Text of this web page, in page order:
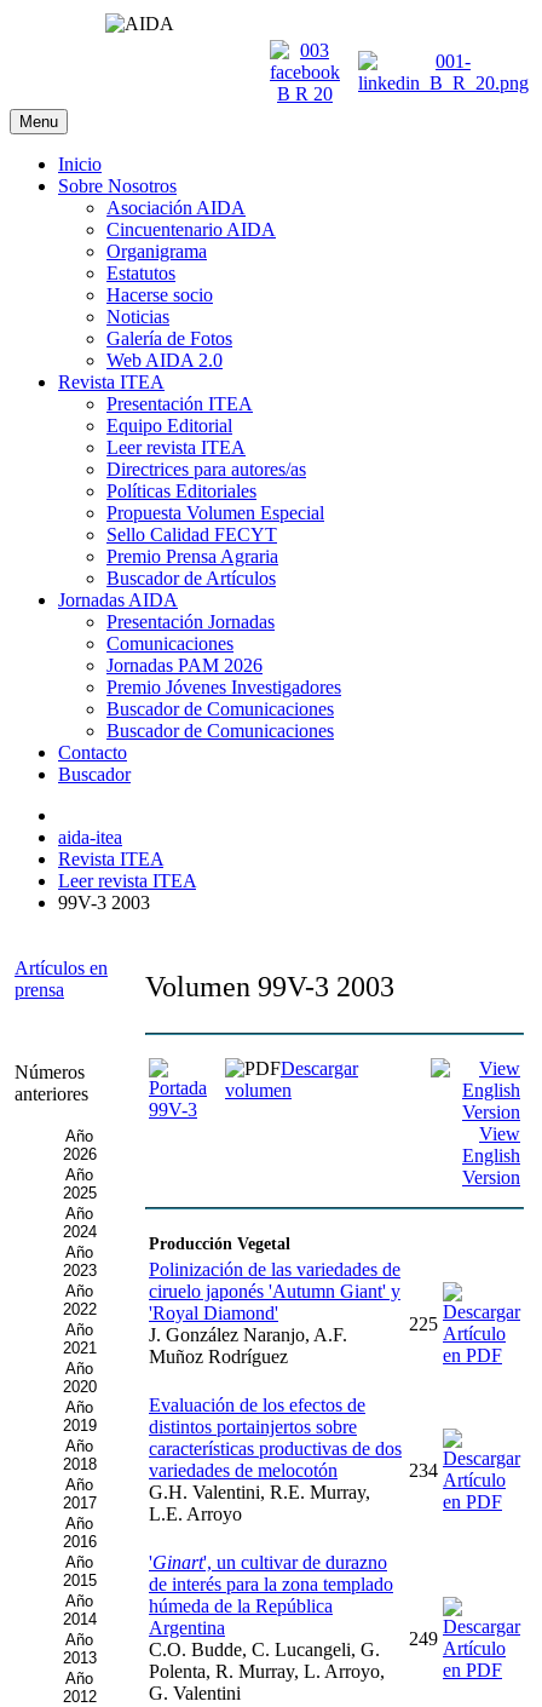
Menu
Inicio
Sobre Nosotros
Asociación AIDA
Cincuentenario AIDA
Organigrama
Estatutos
Hacerse socio
Noticias
Galería de Fotos
Web AIDA 2.0
Revista ITEA
Presentación ITEA
Equipo Editorial
Leer revista ITEA
Directrices para autores/as
Políticas Editoriales
Propuesta Volumen Especial
Sello Calidad FECYT
Premio Prensa Agraria
Buscador de Artículos
Jornadas AIDA
Presentación Jornadas
Comunicaciones
Jornadas PAM 2026
Premio Jóvenes Investigadores
Buscador de Comunicaciones
Buscador de Comunicaciones
Contacto
Buscador
aida-itea
Revista ITEA
Leer revista ITEA
99V-3 2003
Artículos en
prensa
Números
anteriores
Año
2026
Año
2025
Año
2024
Año
2023
Año
2022
Año
2021
Año
2020
Año
2019
Año
2018
Año
2017
Año
2016
Año
2015
Año
2014
Año
2013
Año
2012
Volumen 99V-3 2003
Descargar
volumen
View
English
Version
Producción Vegetal
Polinización de las variedades de
ciruelo japonés 'Autumn Giant' y
'Royal Diamond'
J. González Naranjo, A.F.
Muñoz Rodríguez
225
Evaluación de los efectos de
distintos portainjertos sobre
características productivas de dos
variedades de melocotón
G.H. Valentini, R.E. Murray,
L.E. Arroyo
234
'Ginart', un cultivar de durazno
de interés para la zona templado
húmeda de la República
Argentina
C.O. Budde, C. Lucangeli, G.
Polenta, R. Murray, L. Arroyo,
G. Valentini
249